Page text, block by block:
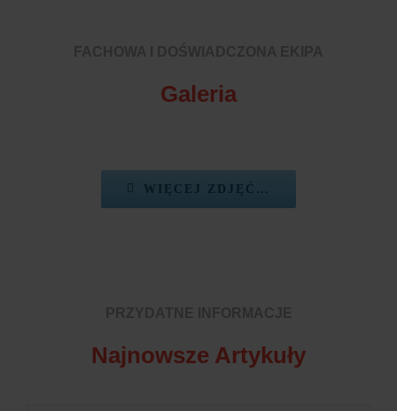
Galeria
WIĘCEJ ZDJĘĆ…
Najnowsze Artykuły